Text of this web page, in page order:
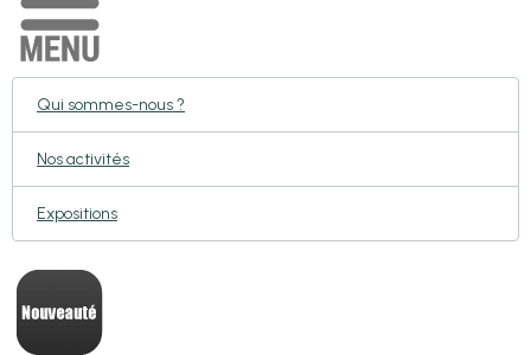
Qui sommes-nous ?
Nos activités
Expositions